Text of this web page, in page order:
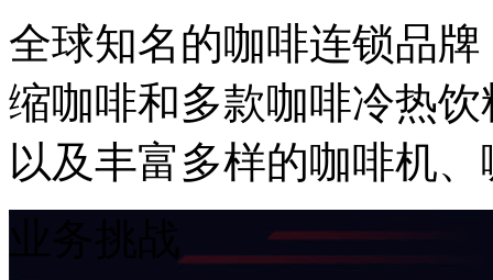
全球知名的咖啡连锁品牌
缩咖啡和多款咖啡冷热饮
以及丰富多样的咖啡机